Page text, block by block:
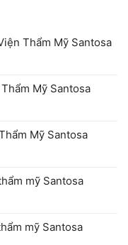
Thẩm Mỹ Santosa
Mỹ Santosa
Mỹ Santosa
mỹ Santosa
mỹ Santosa